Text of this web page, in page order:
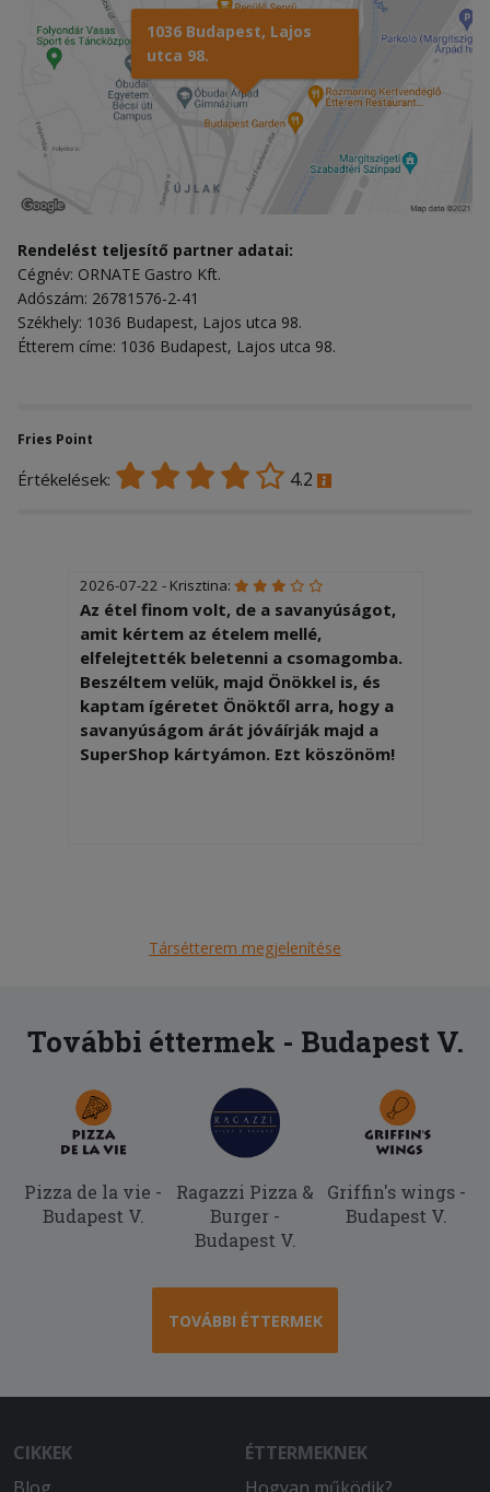
1036 Budapest, Lajos
utca 98.
Rendelést teljesítő partner adatai:
Cégnév: ORNATE Gastro Kft.
Adószám: 26781576-2-41
Székhely: 1036 Budapest, Lajos utca 98.
Étterem címe: 1036 Budapest, Lajos utca 98.
Fries Point
Értékelések: 4.2
2026-07-22 - Krisztina:
Az étel finom volt, de a savanyúságot,
amit kértem az ételem mellé,
elfelejtették beletenni a csomagomba.
Beszéltem velük, majd Önökkel is, és
kaptam ígéretet Önöktől arra, hogy a
savanyúságom árát jóváírják majd a
SuperShop kártyámon. Ezt köszönöm!
Társétterem megjelenítése
További éttermek - Budapest V.
Pizza de la vie -
Budapest V.
Ragazzi Pizza &
Burger -
Budapest V.
Griffin's wings -
Budapest V.
TOVÁBBI ÉTTERMEK
CIKKEK
Blog
ÉTTERMEKNEK
Hogyan működik?